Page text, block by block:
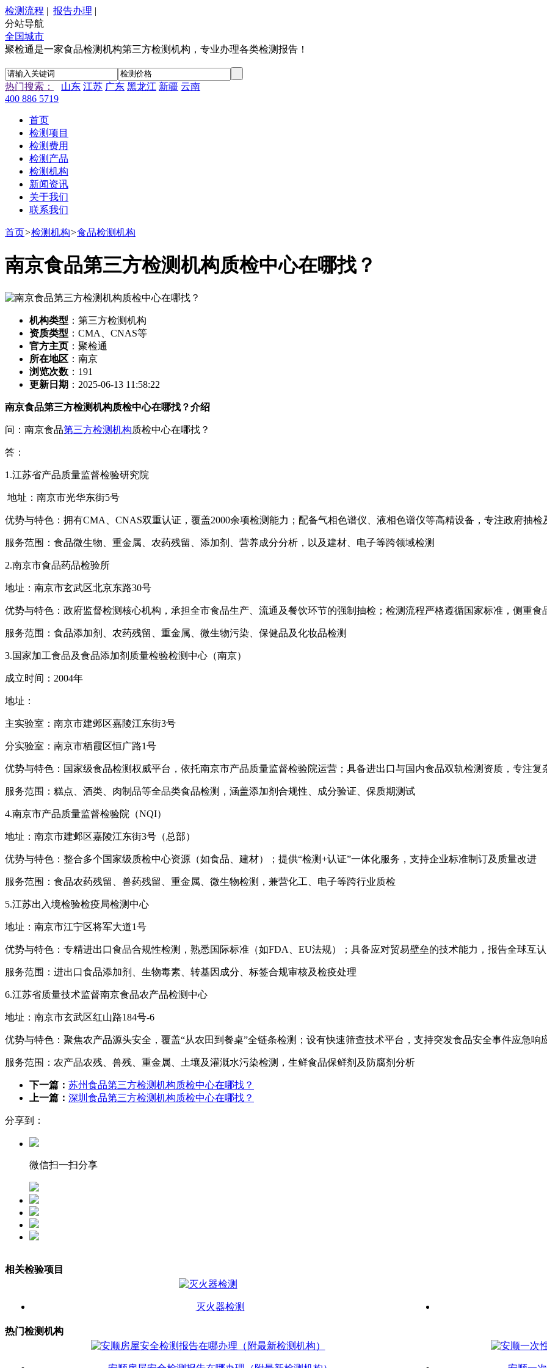
检测流程 | 报告办理 |
分站导航
全国城市
聚检通是一家食品检测机构第三方检测机构，专业办理各类检测报告！
热门搜索： 山东 江苏 广东 黑龙江 新疆 云南
400 886 5719
首页
检测项目
检测费用
检测产品
检测机构
新闻资讯
关于我们
联系我们
首页>检测机构>食品检测机构
南京食品第三方检测机构质检中心在哪找？
机构类型 ：第三方检测机构
资质类型 ：CMA、CNAS等
官方主页 ：聚检通
所在地区 ：南京
浏览次数 ： 191
更新日期 ：2025-06-13 11:58:22
南京食品第三方检测机构质检中心在哪找？介绍
问：南京食品第三方检测机构质检中心在哪找？
答：
1.江苏省产品质量监督检验研究院
地址：南京市光华东街5号
优势与特色：拥有CMA、CNAS双重认证，覆盖2000余项检测能力；配备气相色谱仪、液相色谱仪等高精设备，专注政府抽
服务范围：食品微生物、重金属、农药残留、添加剂、营养成分分析，以及建材、电子等跨领域检测
2.南京市食品药品检验所
地址：南京市玄武区北京东路30号
优势与特色：政府监督检测核心机构，承担全市食品生产、流通及餐饮环节的强制抽检；检测流程严格遵循国家标准，侧重食
服务范围：食品添加剂、农药残留、重金属、微生物污染、保健品及化妆品检测
3.国家加工食品及食品添加剂质量检验检测中心（南京）
成立时间：2004年
地址：
主实验室：南京市建邺区嘉陵江东街3号
分实验室：南京市栖霞区恒广路1号
优势与特色：国家级食品检测权威平台，依托南京市产品质量监督检验院运营；具备进出口与国内食品双轨检测资质，专注复
服务范围：糕点、酒类、肉制品等全品类食品检测，涵盖添加剂合规性、成分验证、保质期测试
4.南京市产品质量监督检验院（NQI）
地址：南京市建邺区嘉陵江东街3号（总部）
优势与特色：整合多个国家级质检中心资源（如食品、建材）；提供“检测+认证”一体化服务，支持企业标准制订及质量改进
服务范围：食品农药残留、兽药残留、重金属、微生物检测，兼营化工、电子等跨行业质检
5.江苏出入境检验检疫局检测中心
地址：南京市江宁区将军大道1号
优势与特色：专精进出口食品合规性检测，熟悉国际标准（如FDA、EU法规）；具备应对贸易壁垒的技术能力，报告全球互认
服务范围：进出口食品添加剂、生物毒素、转基因成分、标签合规审核及检疫处理
6.江苏省质量技术监督南京食品农产品检测中心
地址：南京市玄武区红山路184号-6
优势与特色：聚焦农产品源头安全，覆盖“从农田到餐桌”全链条检测；设有快速筛查技术平台，支持突发食品安全事件应急响
服务范围：农产品农残、兽残、重金属、土壤及灌溉水污染检测，生鲜食品保鲜剂及防腐剂分析
下一篇： 苏州食品第三方检测机构质检中心在哪找？
上一篇： 深圳食品第三方检测机构质检中心在哪找？
分享到：
微信扫一扫分享
相关检验项目
灭火器检测
热门检测机构